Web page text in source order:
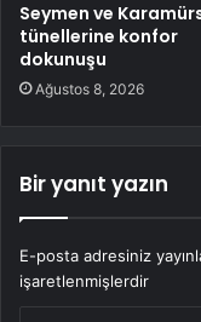
Seymen ve
tünellerine konfor
dokunuşu
Ağustos 8, 2026
Bir yanıt yazın
E-posta adresiniz
işaretlenmişlerdir